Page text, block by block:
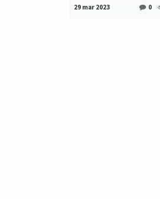
29 mar 2023 0